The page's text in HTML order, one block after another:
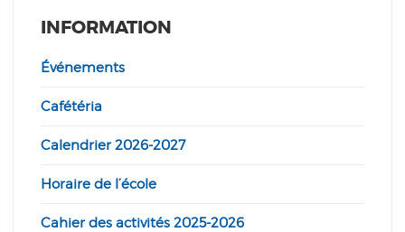
INFORMATION
Événements
Cafétéria
Calendrier 2026-2027
Horaire de l’école
Cahier des activités 2025-2026